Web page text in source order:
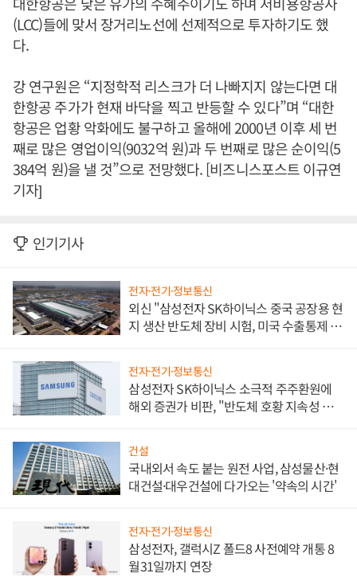
(LCC)들에 맞서 장거리노선에 선제적으로 투자하기도 했
다.
강 연구원은 “지정학적 리스크가 더 나빠지지 않는다면 대
한항공 주가가 현재 바닥을 찍고 반등할 수 있다”며 “대한
항공은 업황 악화에도 불구하고 올해에 2000년 이후 세 번
째로 많은 영업이익(9032억 원)과 두 번째로 많은 순이익(5
384억 원)을 낼 것”으로 전망했다. [비즈니스포스트 이규연
기자]
인기기사
전자·전기·정보통신
외신 "삼성전자 SK하이닉스 중국 공장용 현
지 생산 반도체 장비 시험, 미국 수출통제 대
전자·전기·정보통신
삼성전자 SK하이닉스 소극적 주주환원에
해외 증권가 비판, "반도체 호황 지속성 의
건설
국내외서 속도 붙는 원전 사업, 삼성물산·현
대건설·대우건설에 다가오는 '약속의 시간'
전자·전기·정보통신
삼성전자, 갤럭시Z 폴드8 사전예약 개통 8
월31일까지 연장